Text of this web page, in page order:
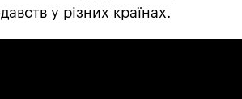
у різних країнах.